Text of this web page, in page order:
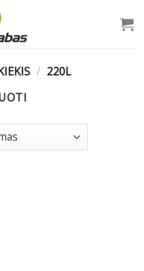
/ 220L